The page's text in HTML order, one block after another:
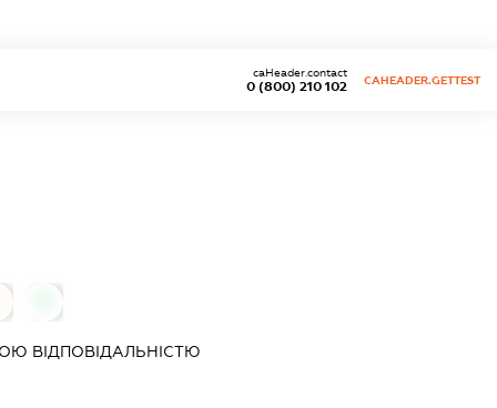
0 (800) 210 102
caHeader.contact
CAHEADER.GETTEST
ВІДПОВІДАЛЬНІСТЮ